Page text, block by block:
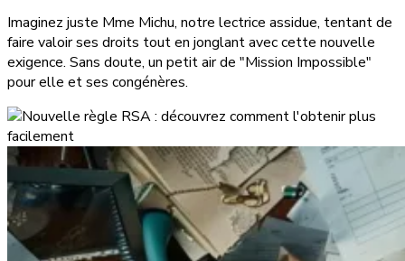
Imaginez juste Mme Michu, notre lectrice assidue, tentant de
faire valoir ses droits tout en jonglant avec cette nouvelle
exigence. Sans doute, un petit air de "Mission Impossible"
pour elle et ses congénères.